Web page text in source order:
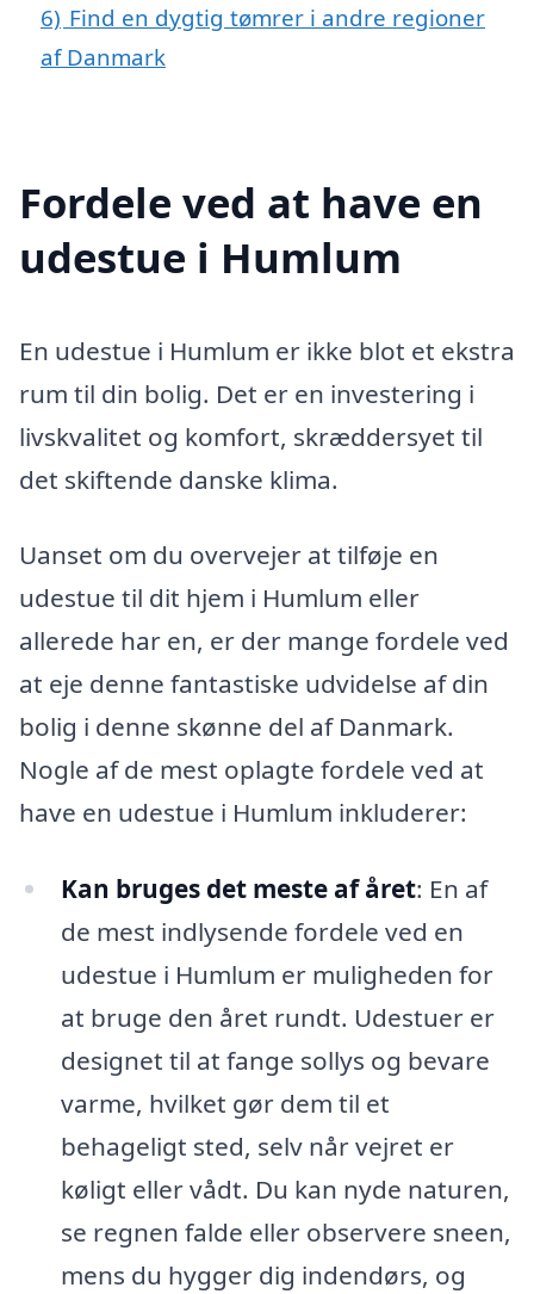
6) Find en dygtig tømrer i andre regioner
af Danmark
Fordele ved at have en
udestue i Humlum
En udestue i Humlum er ikke blot et ekstra
rum til din bolig. Det er en investering i
livskvalitet og komfort, skræddersyet til
det skiftende danske klima.
Uanset om du overvejer at tilføje en
udestue til dit hjem i Humlum eller
allerede har en, er der mange fordele ved
at eje denne fantastiske udvidelse af din
bolig i denne skønne del af Danmark.
Nogle af de mest oplagte fordele ved at
have en udestue i Humlum inkluderer:
Kan bruges det meste af året: En af
de mest indlysende fordele ved en
udestue i Humlum er muligheden for
at bruge den året rundt. Udestuer er
designet til at fange sollys og bevare
varme, hvilket gør dem til et
behageligt sted, selv når vejret er
køligt eller vådt. Du kan nyde naturen,
se regnen falde eller observere sneen,
mens du hygger dig indendørs, og